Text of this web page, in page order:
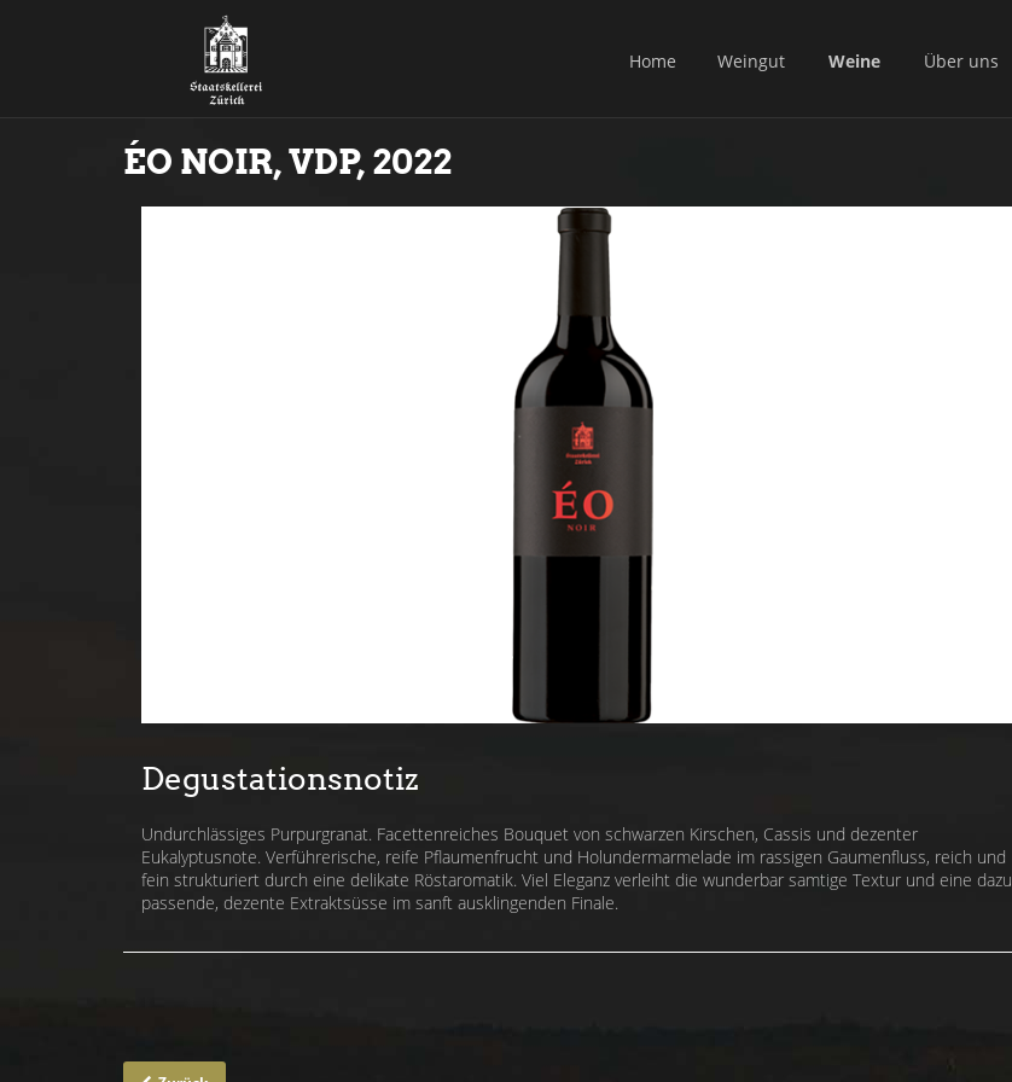
Home Weingut Weine Über uns
ÉO NOIR, VDP, 2022
Degustationsnotiz
Undurchlässiges Purpurgranat. Facettenreiches Bouquet von schwarzen Kirschen, Cassis und dezenter
Eukalyptusnote. Verführerische, reife Pflaumenfrucht und Holundermarmelade im rassigen Gaumenfluss, reich und
fein strukturiert durch eine delikate Röstaromatik. Viel Eleganz verleiht die wunderbar samtige Textur und eine dazu
passende, dezente Extraktsüsse im sanft ausklingenden Finale.